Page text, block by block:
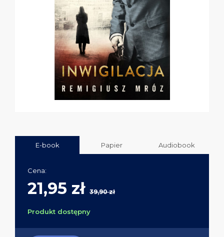
E-book Papier Audiobook
Cena:
21,95 zł 39,90 zł
Produkt dostępny